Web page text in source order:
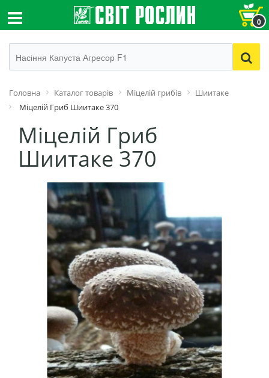
0
Головна Каталог товарів Міцелій грибів
Шиитаке
Міцелій Гриб Шиитаке 370
Міцелій Гриб
Шиитаке 370